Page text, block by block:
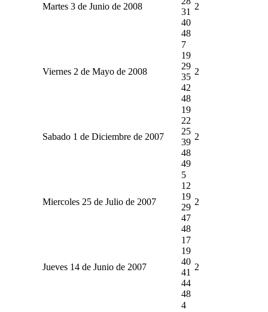
Martes 3 de Junio de 2008
31
40
48
2
Viernes 2 de Mayo de 2008
7
19
29
35
42
48
2
Sabado 1 de Diciembre de 2007
19
22
25
39
48
49
2
Miercoles 25 de Julio de 2007
5
12
19
29
47
48
2
Jueves 14 de Junio de 2007
17
19
40
41
44
48
2
4